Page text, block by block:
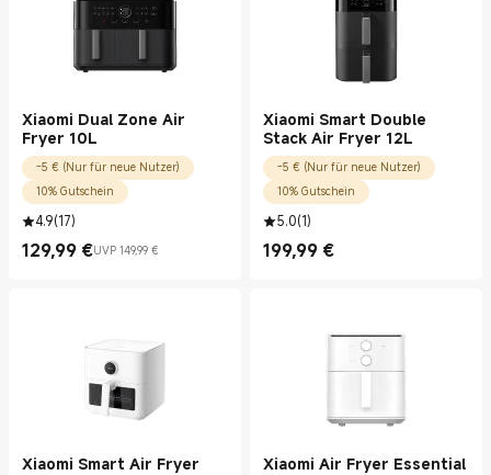
Xiaomi Dual Zone Air
Fryer 10L
-5 € (Nur für neue Nutzer)
10% Gutschein
4.9(17)
129,99 €
Current Price €129.99
UVP 149,99 €
UVP 149,99 €
Xiaomi Smart Double
Stack Air Fryer 12L
-5 € (Nur für neue Nutzer)
10% Gutschein
5.0(1)
199,99 €
Current Price €199.99
Xiaomi Smart Air Fryer
Xiaomi Air Fryer Essential